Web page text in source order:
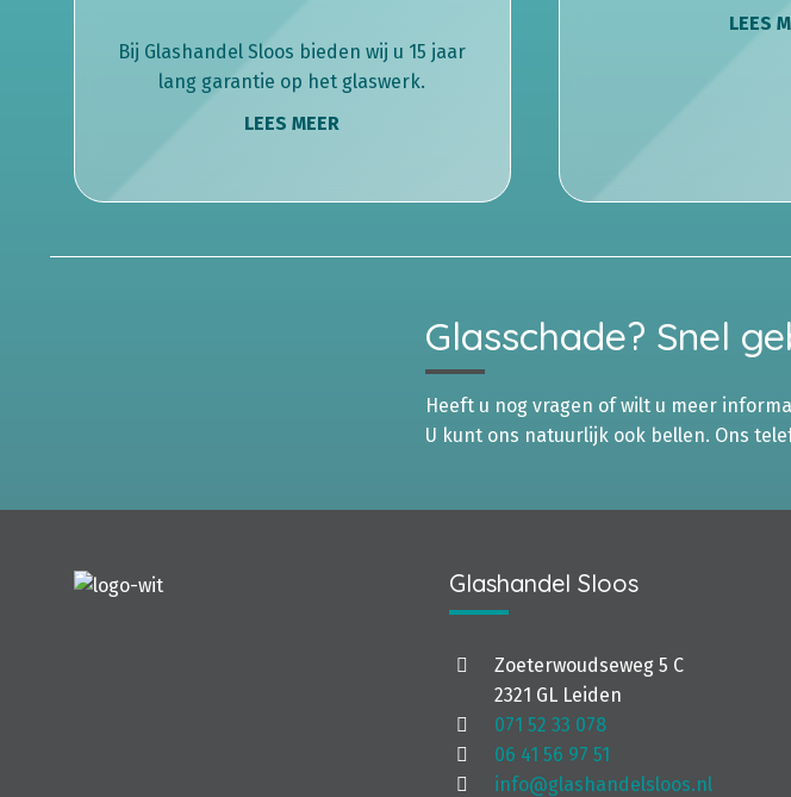
Bij Glashandel Sloos bieden wij u 15 jaar
lang garantie op het glaswerk.
LEES MEER
LEES
Glasschade? Snel
Heeft u nog vragen of wilt u meer
U kunt ons natuurlijk ook bellen. Ons
Glashandel Sloos
Zoeterwoudseweg 5 C
2321 GL Leiden
071 52 33 078
06 41 56 97 51
info@glashandelsloos.nl